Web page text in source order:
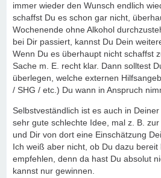
immer wieder den Wunsch endlich
schaffst Du es schon gar nicht,
Wochenende ohne Alkohol
bei Dir passiert, kannst Du Dein
Wenn Du es überhaupt nicht schaffst
Sache m. E. recht klar. Dann solltest
überlegen, welche externen
/ SHG / etc.) Du wann in Anspruch
Selbstveständlich ist es auch in
sehr gute schlechte Idee, mal z. B.
und Dir von dort eine Einschätzung
Ich weiß aber nicht, ob Du dazu
empfehlen, denn da hast Du absolut
kannst nur gewinnen.